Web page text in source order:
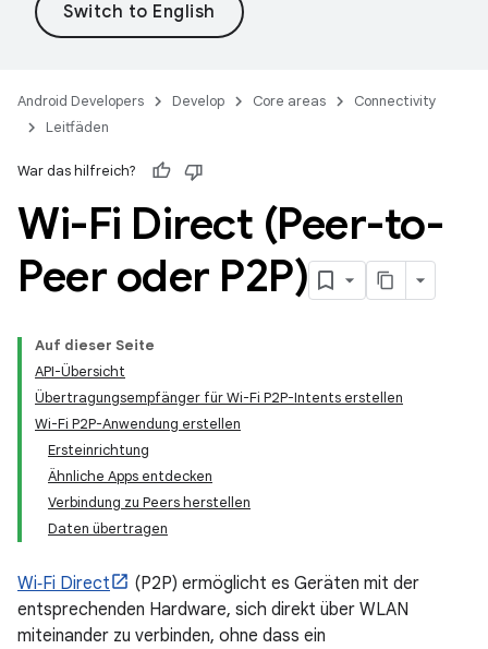
Android Developers Develop Core areas
Connectivity
Leitfäden
War das hilfreich?
Wi-Fi Direct (Peer-to-
Peer oder P2P)
Auf dieser Seite
API-Übersicht
Übertragungsempfänger für Wi-Fi P2P-Intents erstellen
Wi-Fi P2P-Anwendung erstellen
Ersteinrichtung
Ähnliche Apps entdecken
Verbindung zu Peers herstellen
Daten übertragen
Wi‑Fi Direct
(P2P) ermöglicht es Geräten mit der
entsprechenden Hardware, sich direkt über WLAN
miteinander zu verbinden, ohne dass ein